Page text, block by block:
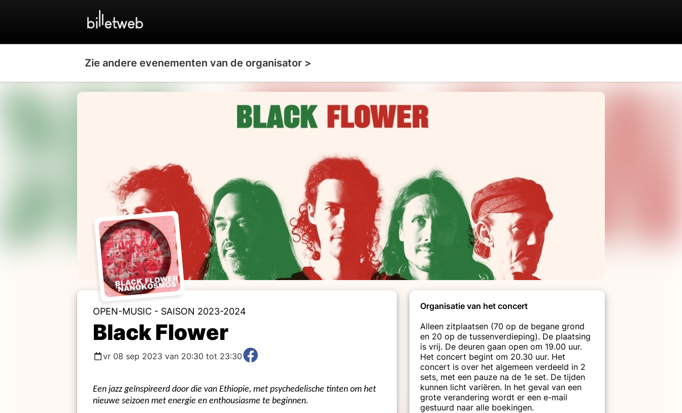
Zie andere evenementen van de organisator >
OPEN-MUSIC - SAISON 2023-2024
Black Flower
vr 08 sep 2023 van 20:30 tot 23:30
Een jazz geïnspireerd door die van Ethiopie, met psychedelische tinten om het
nieuwe seizoen met energie en enthousiasme te beginnen.
Organisatie van het concert
Alleen zitplaatsen (70 op de begane grond
en 20 op de tussenverdieping). De plaatsing
is vrij. De deuren gaan open om 19.00 uur.
Het concert begint om 20.30 uur. Het
concert is over het algemeen verdeeld in 2
sets, met een pauze na de 1e set. De tijden
kunnen licht variëren. In het geval van een
grote verandering wordt er een e-mail
gestuurd naar alle boekingen.